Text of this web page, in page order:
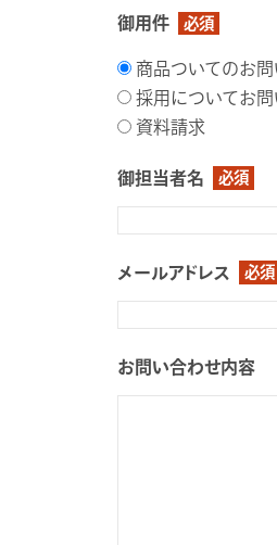
御用件 必須
商品ついてのお
採用についてお
資料請求
御担当者名 必須
メールアドレス 必須
お問い合わせ内容